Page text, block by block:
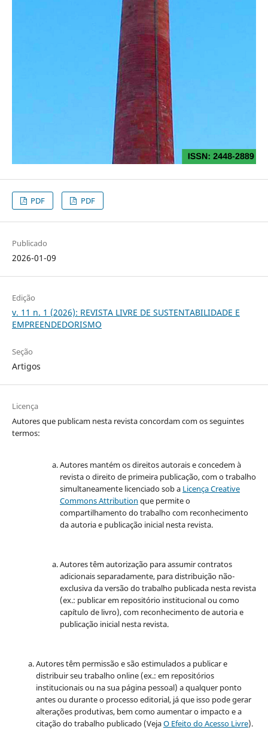
PDF PDF
Publicado
2026-01-09
Edição
v. 11 n. 1 (2026): REVISTA LIVRE DE SUSTENTABILIDADE E
EMPREENDEDORISMO
Seção
Artigos
Licença
Autores que publicam nesta revista concordam com os seguintes
termos:
Autores mantém os direitos autorais e concedem à
revista o direito de primeira publicação, com o trabalho
simultaneamente licenciado sob a Licença Creative
Commons Attribution que permite o
compartilhamento do trabalho com reconhecimento
da autoria e publicação inicial nesta revista.
Autores têm autorização para assumir contratos
adicionais separadamente, para distribuição não-
exclusiva da versão do trabalho publicada nesta revista
(ex.: publicar em repositório institucional ou como
capítulo de livro), com reconhecimento de autoria e
publicação inicial nesta revista.
Autores têm permissão e são estimulados a publicar e
distribuir seu trabalho online (ex.: em repositórios
institucionais ou na sua página pessoal) a qualquer ponto
antes ou durante o processo editorial, já que isso pode gerar
alterações produtivas, bem como aumentar o impacto e a
citação do trabalho publicado (VejaO Efeito do Acesso Livre).